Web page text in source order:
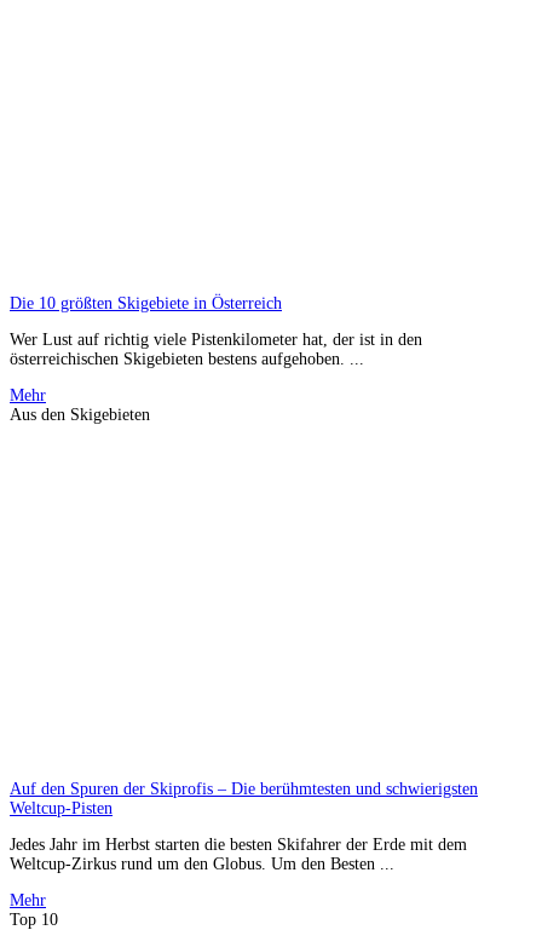
Die 10 größten Skigebiete in Österreich
Wer Lust auf richtig viele Pistenkilometer hat, der ist in den
österreichischen Skigebieten bestens aufgehoben. ...
Mehr
Aus den Skigebieten
Auf den Spuren der Skiprofis – Die berühmtesten und schwierigsten
Weltcup-Pisten
Jedes Jahr im Herbst starten die besten Skifahrer der Erde mit dem
Weltcup-Zirkus rund um den Globus. Um den Besten ...
Mehr
Top 10